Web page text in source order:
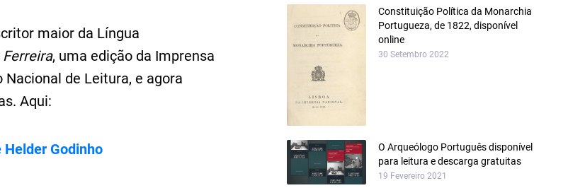
maior da Língua
, uma edição da Imprensa
de Leitura, e agora
Aqui:
Helder Godinho
Constituição Política da Monarchia
Portugueza, de 1822, disponível
online
30 Setembro 2022
O Arqueólogo Português disponível
para leitura e descarga gratuitas
19 Fevereiro 2021